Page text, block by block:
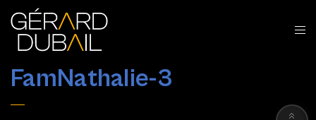
FamNathalie-3
Dark